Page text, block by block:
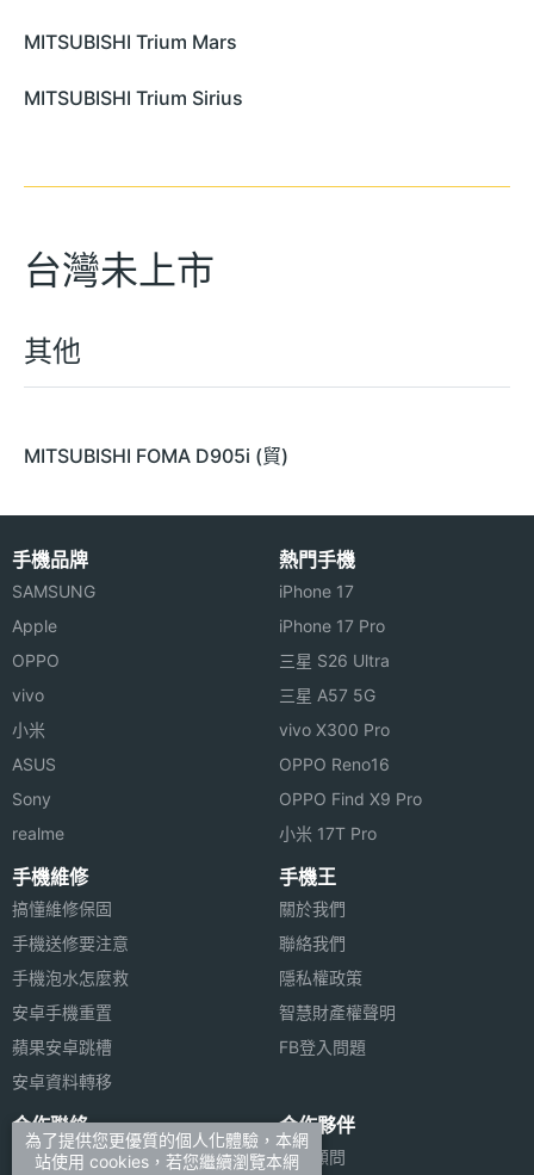
MITSUBISHI Trium Mars
MITSUBISHI Trium Sirius
台灣未上市
其他
MITSUBISHI FOMA D905i (貿)
手機品牌
SAMSUNG
Apple
OPPO
vivo
小米
ASUS
Sony
realme
熱門手機
iPhone 17
iPhone 17 Pro
三星 S26 Ultra
三星 A57 5G
vivo X300 Pro
OPPO Reno16
OPPO Find X9 Pro
小米 17T Pro
手機維修
搞懂維修保固
手機送修要注意
手機泡水怎麼救
安卓手機重置
蘋果安卓跳槽
安卓資料轉移
手機王
關於我們
聯絡我們
隱私權政策
智慧財產權聲明
FB登入問題
合作聯絡
廣告刊登
合作夥伴
法律顧問
為了提供您更優質的個人化體驗，本網
站使用 cookies，若您繼續瀏覽本網